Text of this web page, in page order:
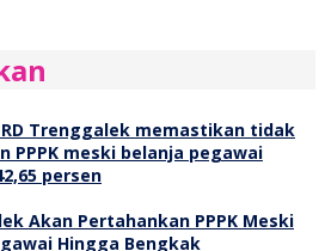
Akan Pertahankan PPPK Meski
Hingga Bengkak